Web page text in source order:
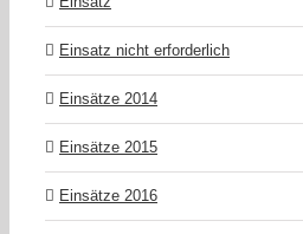
Einsatz nicht erforderlich
Einsätze 2014
Einsätze 2015
Einsätze 2016